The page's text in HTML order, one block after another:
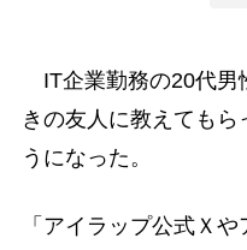
IT企業勤務の20代男
きの友人に教えても
うになった。
「アイラップ公式Ｘ